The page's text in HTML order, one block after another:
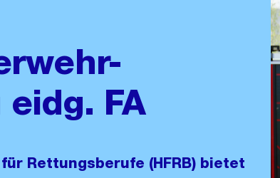
FA
Rettungsberufe (HFRB) bietet